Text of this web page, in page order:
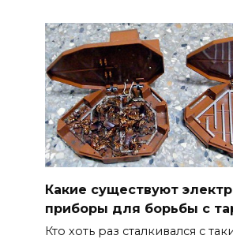
Какие существуют
приборы для борьбы с
Кто хоть раз сталкивался с